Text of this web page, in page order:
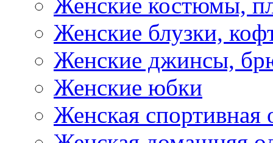
Женские блузки,
Женские джинсы,
Женские юбки
Женская спортивная